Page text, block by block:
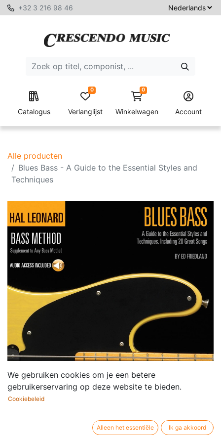
+32 3 216 98 46
Catalogus Verlanglijst
0 0
Winkelwagen Account
Alle producten
Blues Bass - A Guide to the Essential Styles and
Techniques
We gebruiken cookies om je een betere
gebruikerservaring op deze website te bieden.
Cookiebeleid
Alleen het essentiële Ik ga akkoord